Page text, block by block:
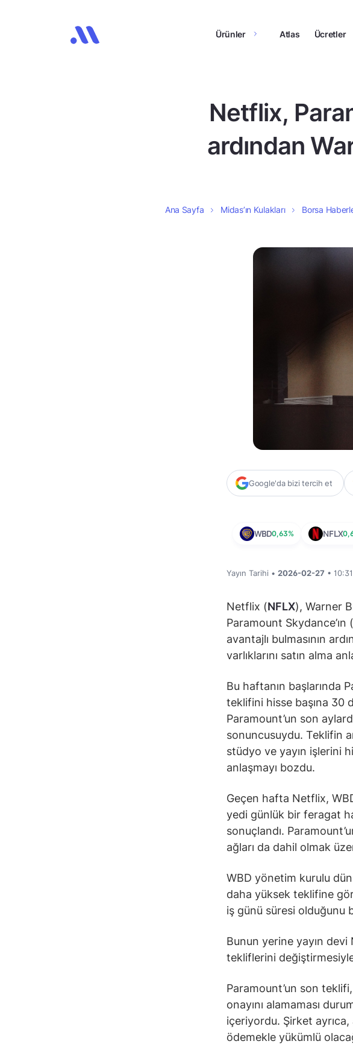
Ürünler Atlas Ücretler
Netflix,
ardından
Ana Sayfa Midas’ın Kulakları Borsa
Google'da bizi tercih et
WBD0,63% NFLX
Yayın Tarihi • 2026-02-27 •
Netflix (NFLX), Warner
Paramount Skydance’ın (
avantajlı bulmasının
varlıklarını satın alma
Bu haftanın başlarında
teklifini hisse başına 30
Paramount’un son
sonuncusuydu. Teklifin
stüdyo ve yayın işlerini
anlaşmayı bozdu.
Geçen hafta Netflix,
yedi günlük bir feragat
sonuçlandı.
ağları da dahil olmak
WBD yönetim kurulu dün
daha yüksek teklifine
iş günü süresi olduğunu
Bunun yerine yayın devi
tekliflerini
Paramount’un son
onayını alamaması
içeriyordu. Şirket ayrıca,
ödemekle yükümlü